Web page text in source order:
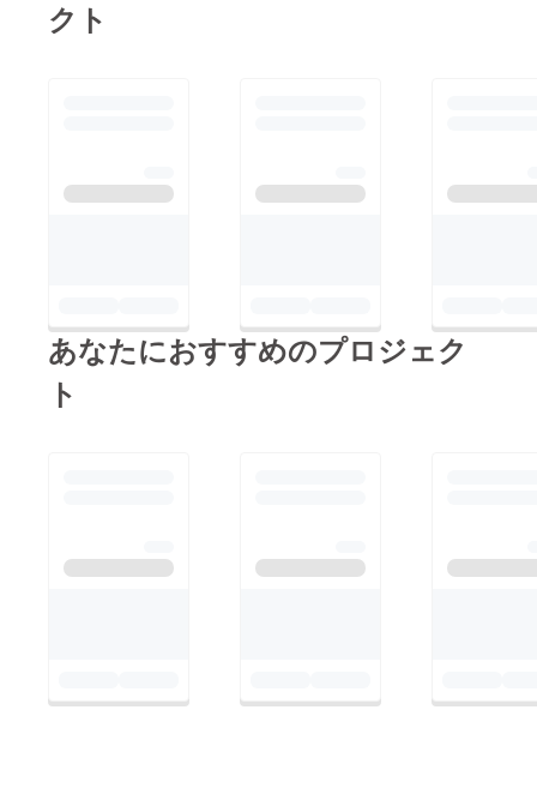
クト
あなたにおすすめのプロジェク
ト